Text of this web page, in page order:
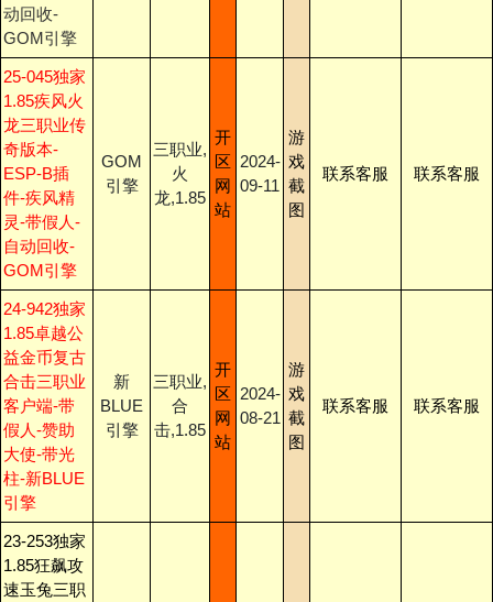
动回收-
GOM引擎
25-045独家
1.85疾风火
龙三职业传
奇版本-
ESP-B插
件-疾风精
灵-带假人-
自动回收-
GOM引擎
GOM
引擎
三职业,
火
龙,1.85
开
区
网
站
2024-
09-11
游
戏
截
图
联系客服 联系客服
24-942独家
1.85卓越公
益金币复古
合击三职业
客户端-带
假人-赞助
大使-带光
柱-新BLUE
引擎
新
BLUE
引擎
三职业,
合
击,1.85
开
区
网
站
2024-
08-21
游
戏
截
图
联系客服 联系客服
23-253独家
1.85狂飙攻
速玉兔三职